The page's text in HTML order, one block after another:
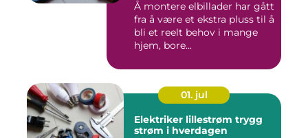
Å montere elbillader har gått
fra å være et ekstra pluss til å
bli et reelt behov i mange
hjem, bore...
01. jul
Elektriker lillestrøm trygg
strøm i hverdagen